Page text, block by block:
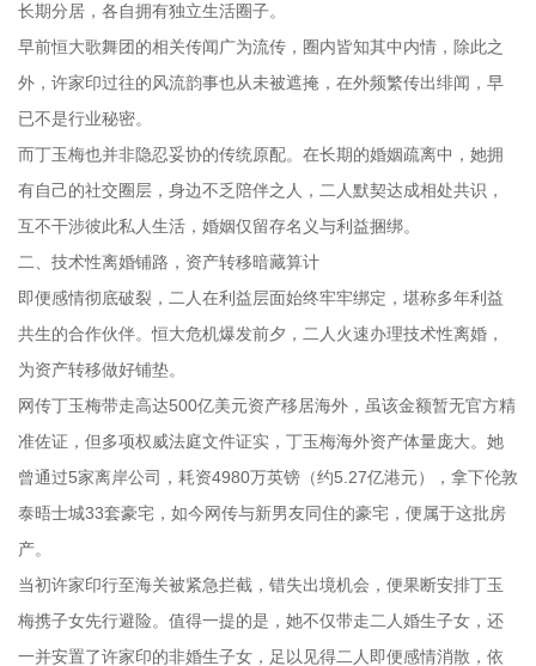
长期分居，各自拥有独立生活圈子。
早前恒大歌舞团的相关传闻广为流传，圈内皆知其中内情，除此之
外，许家印过往的风流韵事也从未被遮掩，在外频繁传出绯闻，早
已不是行业秘密。
而丁玉梅也并非隐忍妥协的传统原配。在长期的婚姻疏离中，她拥
有自己的社交圈层，身边不乏陪伴之人，二人默契达成相处共识，
互不干涉彼此私人生活，婚姻仅留存名义与利益捆绑。
二、技术性离婚铺路，资产转移暗藏算计
即便感情彻底破裂，二人在利益层面始终牢牢绑定，堪称多年利益
共生的合作伙伴。恒大危机爆发前夕，二人火速办理技术性离婚，
为资产转移做好铺垫。
网传丁玉梅带走高达500亿美元资产移居海外，虽该金额暂无官方精
准佐证，但多项权威法庭文件证实，丁玉梅海外资产体量庞大。她
曾通过5家离岸公司，耗资4980万英镑（约5.27亿港元），拿下伦敦
泰晤士城33套豪宅，如今网传与新男友同住的豪宅，便属于这批房
产。
当初许家印行至海关被紧急拦截，错失出境机会，便果断安排丁玉
梅携子女先行避险。值得一提的是，她不仅带走二人婚生子女，还
一并安置了许家印的非婚生子女，足以见得二人即便感情消散，依